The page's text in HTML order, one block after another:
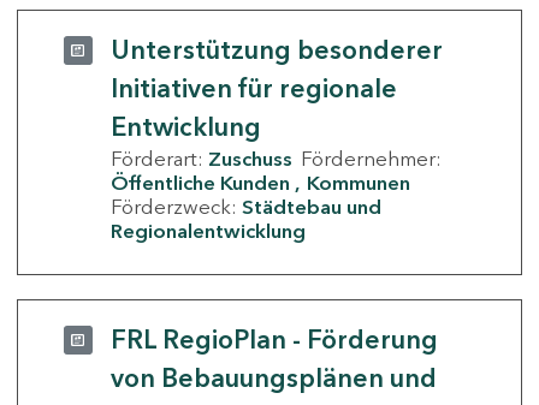
Unterstützung besonderer
Initiativen für regionale
Entwicklung
Förderart: Zuschuss Fördernehmer:
Öffentliche Kunden
Kommunen
Förderzweck: Städtebau und
Regionalentwicklung
FRL RegioPlan - Förderung
von Bebauungsplänen und